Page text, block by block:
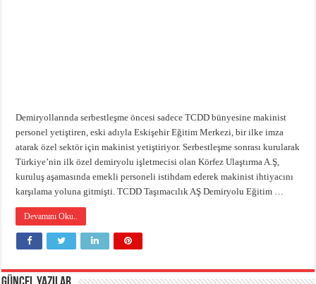
Demiryollarında serbestleşme öncesi sadece TCDD bünyesine makinist
personel yetiştiren, eski adıyla Eskişehir Eğitim Merkezi, bir ilke imza
atarak özel sektör için makinist yetiştiriyor. Serbestleşme sonrası kurularak
Türkiye’nin ilk özel demiryolu işletmecisi olan Körfez Ulaştırma A.Ş,
kuruluş aşamasında emekli personeli istihdam ederek makinist ihtiyacını
karşılama yoluna gitmişti. TCDD Taşımacılık AŞ Demiryolu Eğitim …
Devamını Oku..